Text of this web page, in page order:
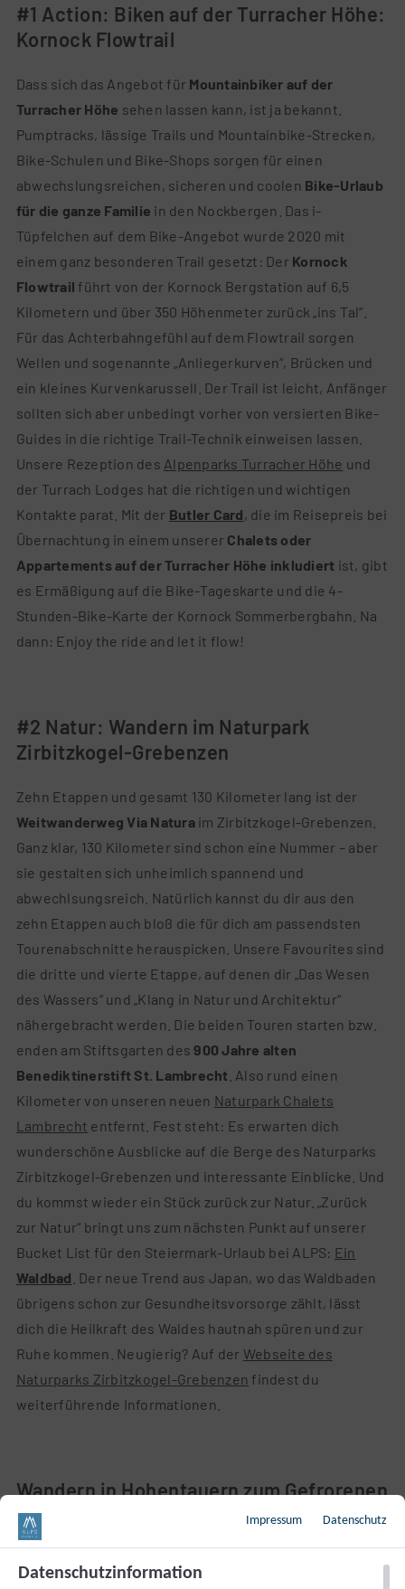
Impressum Datenschutz
Datenschutzinformation
#1 Action: Biken auf der Turracher Höhe:
Kornock Flowtrail
Dass sich das Angebot für Mountainbiker auf der
Turracher Höhe sehen lassen kann, ist ja bekannt.
Pumptracks, lässige Trails und Mountainbike-Strecken,
Bike-Schulen und Bike-Shops sorgen für einen
abwechslungsreichen, sicheren und coolen Bike-Urlaub
für die ganze Familie in den Nockbergen. Das i-
Tüpfelchen auf dem Bike-Angebot wurde 2020 mit
einem ganz besonderen Trail gesetzt: Der Kornock
Flowtrail führt von der Kornock Bergstation auf 6,5
Kilometern und über 350 Höhenmeter zurück „ins Tal“.
Für das Achterbahngefühl auf dem Flowtrail sorgen
Wellen und sogenannte „Anliegerkurven“, Brücken und
ein kleines Kurvenkarussell. Der Trail ist leicht, Anfänger
sollten sich aber unbedingt vorher von versierten Bike-
Guides in die richtige Trail-Technik einweisen lassen.
Unsere Rezeption des Alpenparks Turracher Höhe und
der Turrach Lodges hat die richtigen und wichtigen
Kontakte parat. Mit der Butler Card, die im Reisepreis bei
Übernachtung in einem unserer Chalets oder
Appartements auf der Turracher Höhe inkludiert ist, gibt
es Ermäßigung auf die Bike-Tageskarte und die 4-
Stunden-Bike-Karte der Kornock Sommerbergbahn. Na
dann: Enjoy the ride and let it flow!
#2 Natur: Wandern im Naturpark
Zirbitzkogel-Grebenzen
Zehn Etappen und gesamt 130 Kilometer lang ist der
Weitwanderweg Via Naturaim Zirbitzkogel-Grebenzen.
Ganz klar, 130 Kilometer sind schon eine Nummer – aber
sie gestalten sich unheimlich spannend und
abwechlsungsreich. Natürlich kannst du dir aus den
zehn Etappen auch bloß die für dich am passendsten
Tourenabschnitte herauspicken. Unsere Favourites sind
die dritte und vierte Etappe, auf denen dir „Das Wesen
des Wassers“ und „Klang in Natur und Architektur“
nähergebracht werden. Die beiden Touren starten bzw.
enden am Stiftsgarten des900 Jahre alten
Benediktinerstift St. Lambrecht . Also rund einen
Kilometer von unseren neuen Naturpark Chalets
Lambrecht entfernt. Fest steht: Es erwarten dich
wunderschöne Ausblicke auf die Berge des Naturparks
Zirbitzkogel-Grebenzen und interessante Einblicke. Und
du kommst wieder ein Stück zurück zur Natur. „Zurück
zur Natur“ bringt uns zum nächsten Punkt auf unserer
Bucket List für den Steiermark-Urlaub bei ALPS: Ein
Waldbad . Der neue Trend aus Japan, wo das Waldbaden
übrigens schon zur Gesundheitsvorsorge zählt, lässt
dich die Heilkraft des Waldes hautnah spüren und zur
Ruhe kommen. Neugierig? Auf der Webseite des
Naturparks Zirbitzkogel-Grebenzen findest du
weiterführende Informationen.
Wandern in Hohentauern zum Gefrorenen
See